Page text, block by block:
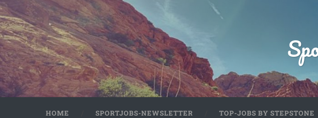
HOME SPORTJOBS-NEWSLETTER TOP-JOBS BY STEPSTONE